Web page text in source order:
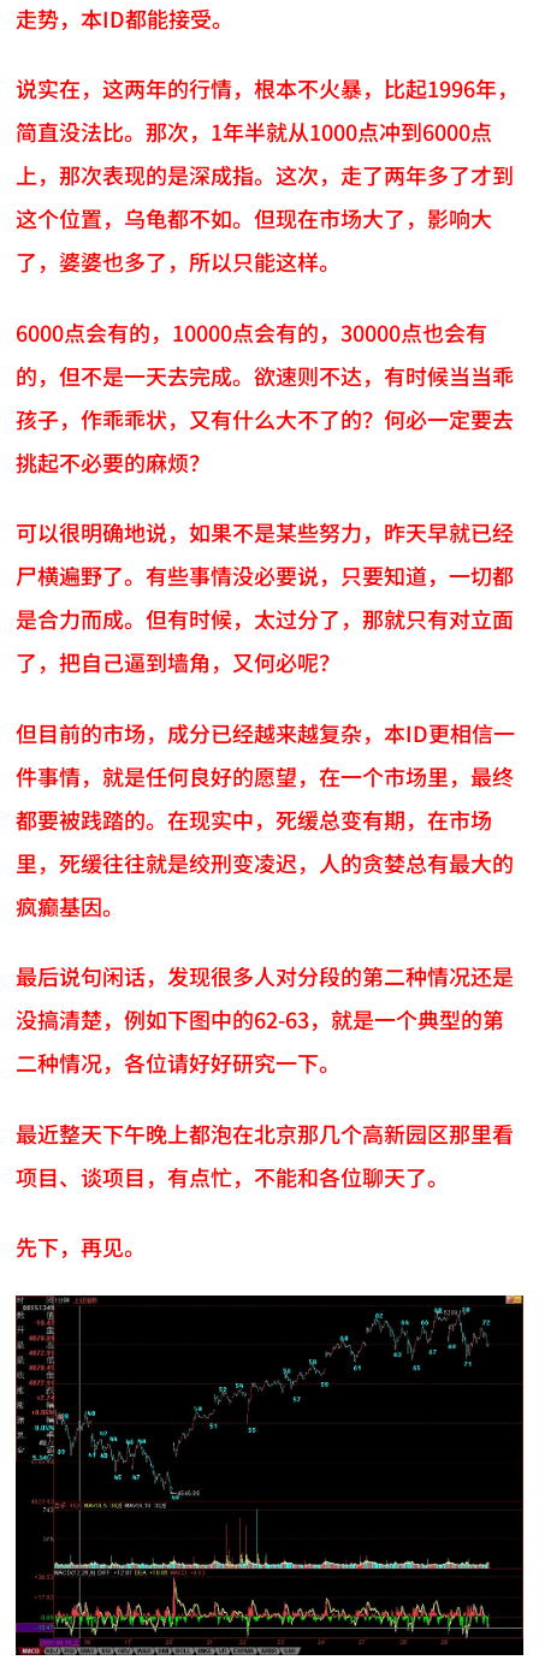
走势，本ID都能接受。
说实在，这两年的行情，根本不火暴，比起1996年，
简直没法比。那次，1年半就从1000点冲到6000点
上，那次表现的是深成指。这次，走了两年多了才到
这个位置，乌龟都不如。但现在市场大了，影响大
了，婆婆也多了，所以只能这样。
6000点会有的，10000点会有的，30000点也会有
的，但不是一天去完成。欲速则不达，有时候当当乖
孩子，作乖乖状，又有什么大不了的？何必一定要去
挑起不必要的麻烦？
可以很明确地说，如果不是某些努力，昨天早就已经
尸横遍野了。有些事情没必要说，只要知道，一切都
是合力而成。但有时候，太过分了，那就只有对立面
了，把自己逼到墙角，又何必呢？
但目前的市场，成分已经越来越复杂，本ID更相信一
件事情，就是任何良好的愿望，在一个市场里，最终
都要被践踏的。在现实中，死缓总变有期，在市场
里，死缓往往就是绞刑变凌迟，人的贪婪总有最大的
疯癫基因。
最后说句闲话，发现很多人对分段的第二种情况还是
没搞清楚，例如下图中的62-63，就是一个典型的第
二种情况，各位请好好研究一下。
最近整天下午晚上都泡在北京那几个高新园区那里看
项目、谈项目，有点忙，不能和各位聊天了。
先下，再见。